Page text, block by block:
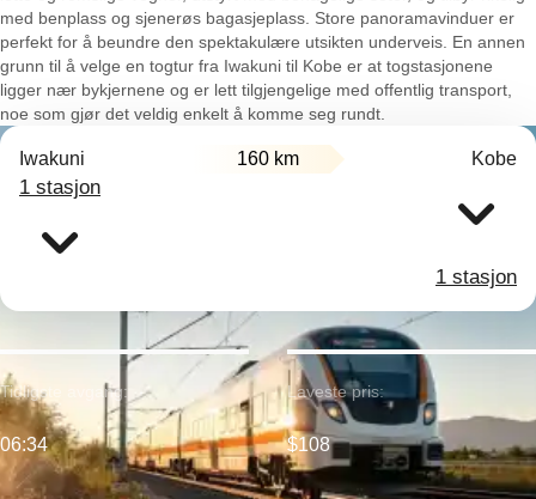
med benplass og sjenerøs bagasjeplass. Store panoramavinduer er
perfekt for å beundre den spektakulære utsikten underveis. En annen
grunn til å velge en togtur fra Iwakuni til Kobe er at togstasjonene
ligger nær bykjernene og er lett tilgjengelige med offentlig transport,
noe som gjør det veldig enkelt å komme seg rundt.
Iwakuni 160 km Kobe
1 stasjon
1 stasjon
Tidligste avgang:
06:34
Laveste pris:
$108